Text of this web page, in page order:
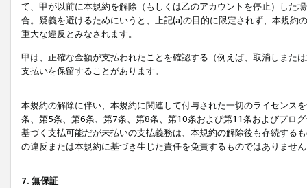
て、甲が以前に本規約を解除（もしくは乙のアカウントを停止）した
合。疑義を避けるためにいうと、上記(a)の目的に限定されず、本規
重大な違反とみなされます。
甲は、正確な金額が支払われたことを確認する（例えば、取消しまた
支払いを保留することがあります。
本規約の解除に伴い、本規約に関連して付与された一切のライセンス
条、第5条、第6条、第7条、第8条、第10条および第11条およびプロ
基づく支払可能だが未払いの支払義務は、本規約の解除後も存続する
の違反または本規約に基づき生じた責任を免責するものではありませ
7. 無保証